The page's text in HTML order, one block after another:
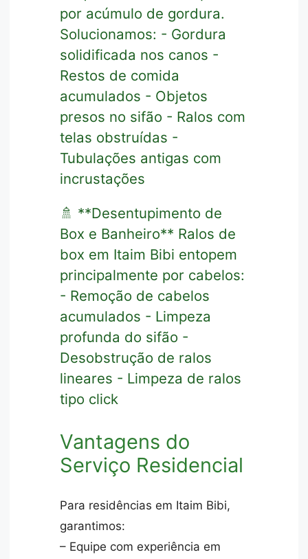
por acúmulo de gordura.
Solucionamos: - Gordura
solidificada nos canos -
Restos de comida
acumulados - Objetos
presos no sifão - Ralos com
telas obstruídas -
Tubulações antigas com
incrustações
🚿 **Desentupimento de
Box e Banheiro** Ralos de
box em Itaim Bibi entopem
principalmente por cabelos:
- Remoção de cabelos
acumulados - Limpeza
profunda do sifão -
Desobstrução de ralos
lineares - Limpeza de ralos
tipo click
Vantagens do
Serviço Residencial
Para residências em Itaim Bibi,
garantimos:
– Equipe com experiência em